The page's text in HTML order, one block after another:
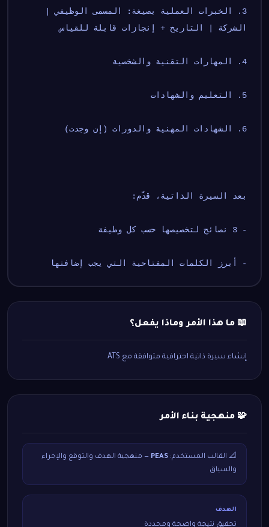
الشركة | التاريخ + إنجازات قابلة للقياس
4. المهارات التقنية والشخصية
5. التعليم والشهادات
6. الشهادات المهنية والدورات (إن وجدت)
بعد السيرة الذاتية، قدّم:
- 3 نصائح لتخصيصها حسب كل وظيفة
- أبرز الكلمات المفتاحية التي يجب إضافتها
📖 ما هذا الأمر وماذا يفعل؟
إنشاء سيرة ذاتية احترافية متوافقة مع ATS
🧩 منهجية بناء الأمر
📐 القالب المستخدم: PEAS — منهجية الهدف والتوقع والإجراء
والسياق
الهدف
تحقيق نتيجة واضحة ومحددة